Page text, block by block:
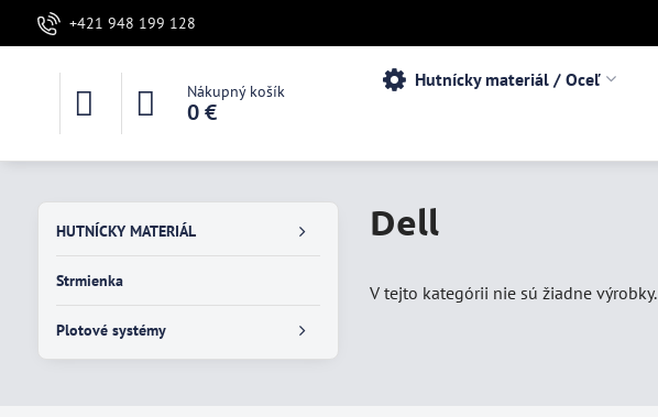
+421 948 199 128
Nákupný košík
0 €
Hutnícky materiál / Oceľ
Dell
V tejto kategórii nie sú žiadne výrobky.
HUTNÍCKY MATERIÁL
Strmienka
Plotové systémy